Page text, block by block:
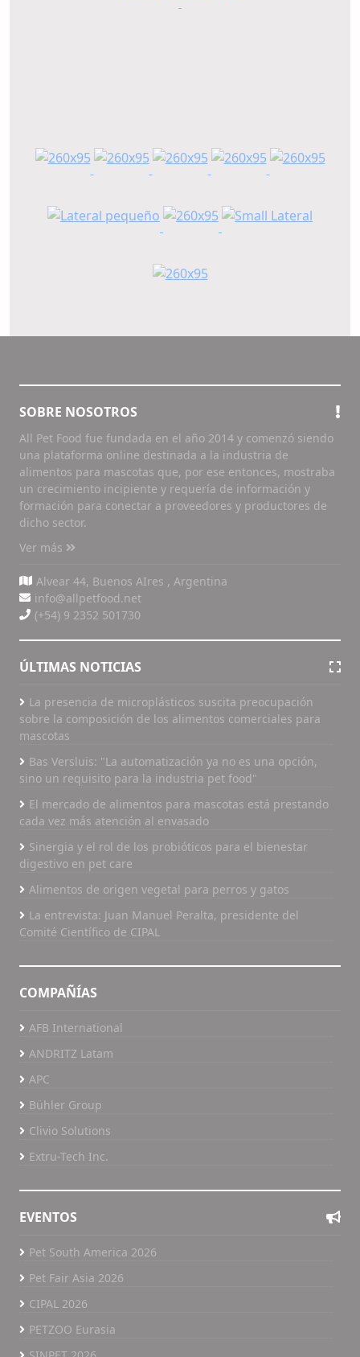
SOBRE NOSOTROS
All Pet Food fue fundada en el año 2014 y comenzó siendo
una plataforma online destinada a la industria de
alimentos para mascotas que, por ese entonces, mostraba
un crecimiento incipiente y requería de información y
formación para conectar a proveedores y productores de
dicho sector.
Ver más
Alvear 44, Buenos AIres , Argentina
info@allpetfood.net
(+54) 9 2352 501730
ÚLTIMAS NOTICIAS
La presencia de microplásticos suscita preocupación
sobre la composición de los alimentos comerciales para
mascotas
Bas Versluis: "La automatización ya no es una opción,
sino un requisito para la industria pet food"
El mercado de alimentos para mascotas está prestando
cada vez más atención al envasado
Sinergia y el rol de los probióticos para el bienestar
digestivo en pet care
Alimentos de origen vegetal para perros y gatos
La entrevista: Juan Manuel Peralta, presidente del
Comité Científico de CIPAL
COMPAÑÍAS
AFB International
ANDRITZ Latam
APC
Bühler Group
Clivio Solutions
Extru-Tech Inc.
EVENTOS
Pet South America 2026
Pet Fair Asia 2026
CIPAL 2026
PETZOO Eurasia